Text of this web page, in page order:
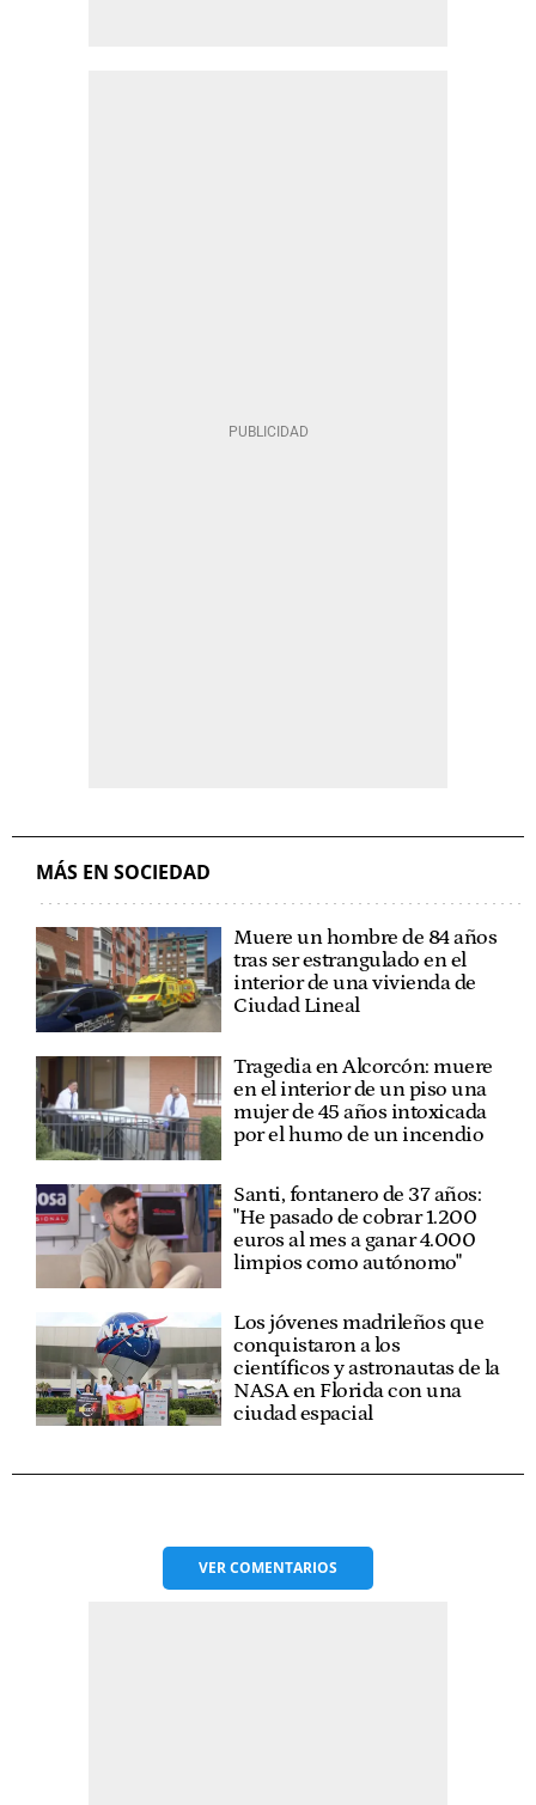
MÁS EN SOCIEDAD
Muere un hombre de 84 años
tras ser estrangulado en el
interior de una vivienda de
Ciudad Lineal
Tragedia en Alcorcón: muere
en el interior de un piso una
mujer de 45 años intoxicada
por el humo de un incendio
Santi, fontanero de 37 años:
"He pasado de cobrar 1.200
euros al mes a ganar 4.000
limpios como autónomo"
Los jóvenes madrileños que
conquistaron a los
científicos y astronautas de la
NASA en Florida con una
ciudad espacial
VERCOMENTARIOS